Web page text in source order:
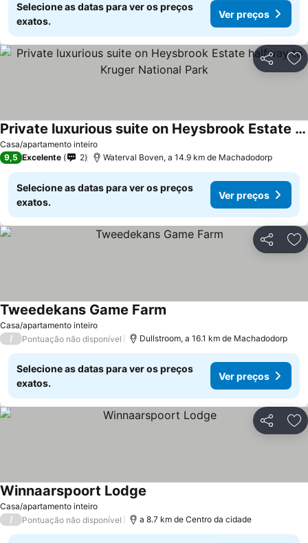
Selecione as datas para ver os preços
exatos.
Ver preços
Partilhar
Casa/apartamento inteiro
Private luxurious suite on Heysbrook Estate halfway to Kruger National Park
Ver preços
9,5 Excelente 2 Waterval Boven, a 14.9 km de Machadodorp
Selecione as datas para ver os preços
exatos.
Ver preços
Partilhar
Casa/apartamento inteiro
Tweedekans Game Farm
/ Pontuação não disponível Dullstroom, a 16.1 km de Machadodorp
Selecione as datas para ver os preços
exatos.
Ver preços
Partilhar
Casa/apartamento inteiro
Winnaarspoort Lodge
/ Pontuação não disponível a 8.7 km de Centro da cidade